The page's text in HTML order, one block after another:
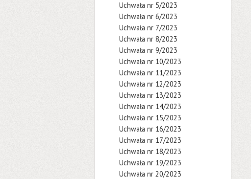
Uchwała nr 5/2023
Uchwała nr 6/2023
Uchwała nr 7/2023
Uchwała nr 8/2023
Uchwała nr 9/2023
Uchwała nr 10/2023
Uchwała nr 11/2023
Uchwała nr 12/2023
Uchwała nr 13/2023
Uchwała nr 14/2023
Uchwała nr 15/2023
Uchwała nr 16/2023
Uchwała nr 17/2023
Uchwała nr 18/2023
Uchwała nr 19/2023
Uchwała nr 20/2023